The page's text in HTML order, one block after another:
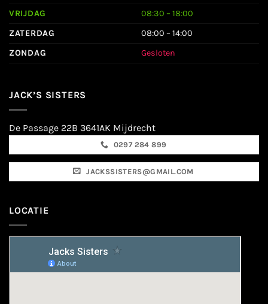
VRIJDAG
08:30 – 18:00
ZATERDAG
08:00 – 14:00
ZONDAG
Gesloten
JACK’S SISTERS
De Passage 22B 3641AK Mijdrecht
0297 284 899
JACKSSISTERS@GMAIL.COM
LOCATIE